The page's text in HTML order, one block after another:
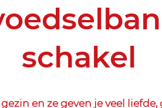
schakel
en ze geven je veel